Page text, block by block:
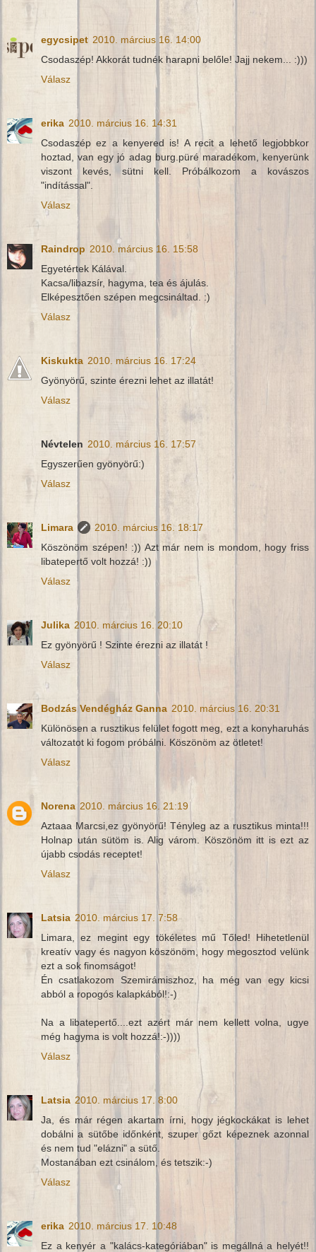
egycsipet 2010. március 16. 14:00
Csodaszép! Akkorát tudnék harapni belőle! Jajj nekem... :)))
Válasz
erika 2010. március 16. 14:31
Csodaszép ez a kenyered is! A recit a lehető legjobbkor
hoztad, van egy jó adag burg.püré maradékom, kenyerünk
viszont kevés, sütni kell. Próbálkozom a kovászos
"indítással".
Válasz
Raindrop 2010. március 16. 15:58
Egyetértek Kálával.
Kacsa/libazsír, hagyma, tea és ájulás.
Elképesztően szépen megcsináltad. :)
Válasz
Kiskukta 2010. március 16. 17:24
Gyönyörű, szinte érezni lehet az illatát!
Válasz
Névtelen 2010. március 16. 17:57
Egyszerűen gyönyörű:)
Válasz
Limara
2010. március 16. 18:17
Köszönöm szépen! :)) Azt már nem is mondom, hogy friss
libatepertő volt hozzá! :))
Válasz
Julika 2010. március 16. 20:10
Ez gyönyörű ! Szinte érezni az illatát !
Válasz
Bodzás Vendégház Ganna 2010. március 16. 20:31
Különösen a rusztikus felület fogott meg, ezt a konyharuhás
változatot ki fogom próbálni. Köszönöm az ötletet!
Válasz
Norena 2010. március 16. 21:19
Aztaaa Marcsi,ez gyönyörű! Tényleg az a rusztikus minta!!!
Holnap után sütöm is. Alig várom. Köszönöm itt is ezt az
újabb csodás receptet!
Válasz
Latsia 2010. március 17. 7:58
Limara, ez megint egy tökéletes mű Tőled! Hihetetlenül
kreatív vagy és nagyon köszönöm, hogy megosztod velünk
ezt a sok finomságot!
Én csatlakozom Szemirámiszhoz, ha még van egy kicsi
abból a ropogós kalapkából!:-)
Na a libatepertő....ezt azért már nem kellett volna, ugye
még hagyma is volt hozzá!:-))))
Válasz
Latsia 2010. március 17. 8:00
Ja, és már régen akartam írni, hogy jégkockákat is lehet
dobálni a sütőbe időnként, szuper gőzt képeznek azonnal
és nem tud "elázni" a sütő.
Mostanában ezt csinálom, és tetszik:-)
Válasz
erika 2010. március 17. 10:48
Ez a kenyér a "kalács-kategóriában" is megállná a helyét!!